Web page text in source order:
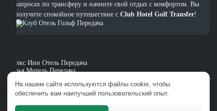
На нашем сайте используются файлы cookie, чтобы
обеспечить вам наилучший пользовательский опыт.
запросах по трансферу и начните свой отдых с комфортом. Вы
получите спокойное путешествие сClub Hotel Golf Transfer!
Фолкс Инн Отель Передача
Дерья Мотель Передача
Белен Отель Передача
Мелисса Гарден Апарт Отель Передача
Быкара Бунгало Мотель Передача
Адора Калма Бич Отель Передача